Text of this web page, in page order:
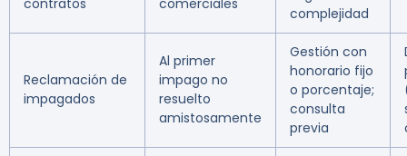
contratos
comerciales
complejidad
Reclamación de
impagados
Al primer
impago no
resuelto
amistosamente
Gestión con
honorario fijo
o porcentaje;
consulta
previa